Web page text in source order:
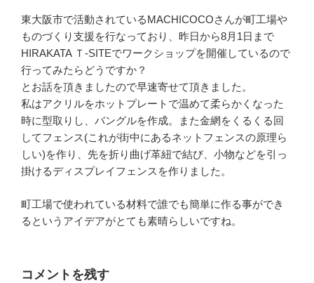
東大阪市で活動されているMACHICOCOさんが町工場や
ものづくり支援を行なっており、昨日から8月1日まで
HIRAKATA Ｔ-SITEでワークショップを開催しているので
行ってみたらどうですか？
とお話を頂きましたので早速寄せて頂きました。
私はアクリルをホットプレートで温めて柔らかくなった
時に型取りし、バングルを作成。また金網をくるくる回
してフェンス(これが街中にあるネットフェンスの原理ら
しい)を作り、先を折り曲げ革紐で結び、小物などを引っ
掛けるディスプレイフェンスを作りました。
町工場で使われている材料で誰でも簡単に作る事ができ
るというアイデアがとても素晴らしいですね。
コメントを残す